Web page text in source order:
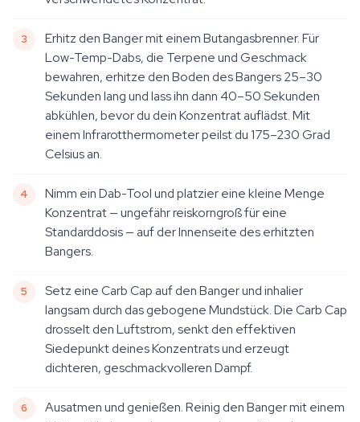
Erhitz den Banger mit einem Butangasbrenner. Für
Low-Temp-Dabs, die Terpene und Geschmack
bewahren, erhitze den Boden des Bangers 25–30
Sekunden lang und lass ihn dann 40–50 Sekunden
abkühlen, bevor du dein Konzentrat auflädst. Mit
einem Infrarotthermometer peilst du 175–230 Grad
Celsius an.
Nimm ein Dab-Tool und platzier eine kleine Menge
Konzentrat — ungefähr reiskorngroß für eine
Standarddosis — auf der Innenseite des erhitzten
Bangers.
Setz eine Carb Cap auf den Banger und inhalier
langsam durch das gebogene Mundstück. Die Carb Cap
drosselt den Luftstrom, senkt den effektiven
Siedepunkt deines Konzentrats und erzeugt
dichteren, geschmackvolleren Dampf.
Ausatmen und genießen. Reinig den Banger mit einem